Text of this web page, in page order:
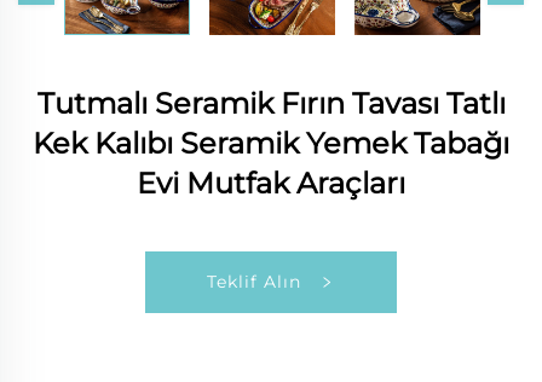
Tutmalı Seramik Fırın Tavası Tatlı
Kek Kalıbı Seramik Yemek Tabağı
Evi Mutfak Araçları
Teklif Alın